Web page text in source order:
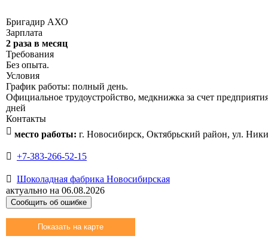
Бригадир АХО
Зарплата
2 раза в месяц
Требования
Без опыта.
Условия
График работы: полный день.
Официальное трудоустройство, медкнижка за счет
дней
Контакты
 место работы: г. Новосибирск, Октябрьский район, ул.
 +7-383-266-52-15
 Шоколадная фабрика Новосибирская
актуально на 06.08.2026
Сообщить об ошибке
Показать на карте